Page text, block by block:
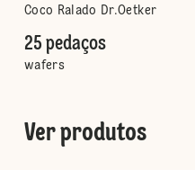
Coco Ralado Dr.Oetker
25 pedaços
wafers
Ver produtos